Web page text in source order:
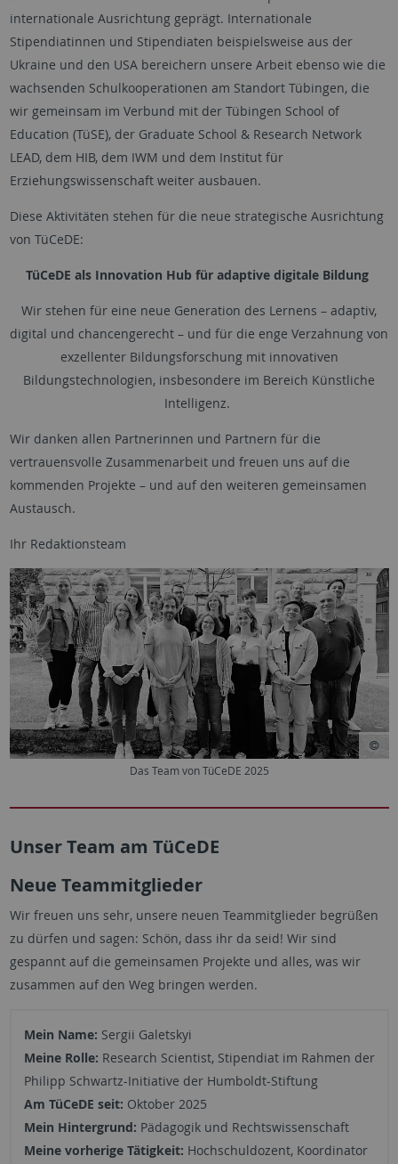
internationale Ausrichtung geprägt. Internationale
Stipendiatinnen und Stipendiaten beispielsweise aus der
Ukraine und den USA bereichern unsere Arbeit ebenso wie die
wachsenden Schulkooperationen am Standort Tübingen, die
wir gemeinsam im Verbund mit der Tübingen School of
Education (TüSE), der Graduate School & Research Network
LEAD, dem HIB, dem IWM und dem Institut für
Erziehungswissenschaft weiter ausbauen.
Diese Aktivitäten stehen für die neue strategische Ausrichtung
von TüCeDE:
TüCeDE als Innovation Hub für adaptive digitale Bildung
Wir stehen für eine neue Generation des Lernens – adaptiv,
digital und chancengerecht – und für die enge Verzahnung von
exzellenter Bildungsforschung mit innovativen
Bildungstechnologien, insbesondere im Bereich Künstliche
Intelligenz.
Wir danken allen Partnerinnen und Partnern für die
vertrauensvolle Zusammenarbeit und freuen uns auf die
kommenden Projekte – und auf den weiteren gemeinsamen
Austausch.
Ihr Redaktionsteam
Das Team von TüCeDE 2025
Unser Team am TüCeDE
Neue Teammitglieder
Wir freuen uns sehr, unsere neuen Teammitglieder begrüßen
zu dürfen und sagen: Schön, dass ihr da seid! Wir sind
gespannt auf die gemeinsamen Projekte und alles, was wir
zusammen auf den Weg bringen werden.
Mein Name: Sergii Galetskyi
Meine Rolle: Research Scientist, Stipendiat im Rahmen der
Philipp Schwartz-Initiative der Humboldt-Stiftung
Am TüCeDE seit: Oktober 2025
Mein Hintergrund: Pädagogik und Rechtswissenschaft
Meine vorherige Tätigkeit: Hochschuldozent, Koordinator